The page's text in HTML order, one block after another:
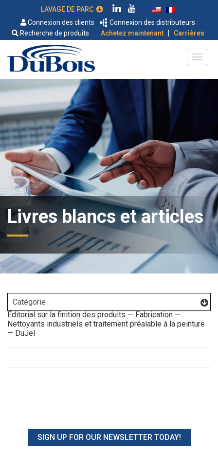
Connexion des clients
Connexion des distributeurs
Recherche de produits
Achetez maintenant | Carrières
Livres blancs et articles
Éditorial sur la finition des produits — Fabrication —
Nettoyants industriels et traitement préalable à la peinture
— DuJel
SIGN UP FOR OUR NEWSLETTER TODAY!